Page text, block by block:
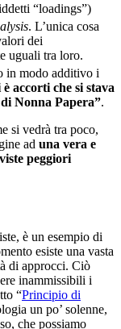
“loadings”)
. L’unica cosa
dei
uguali tra loro.
in modo additivo i
è accorti che si stava
Nonna Papera”.
si vedrà tra poco,
ad una vera e
peggiori
è un esempio di
esiste una vasta
di approcci. Ciò
inammissibili i
“Principio di
un po’ solenne,
che possiamo